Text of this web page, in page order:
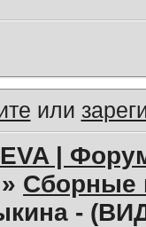
или
|
» Сборные
-